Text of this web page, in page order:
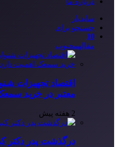
سایدبار
جستجو برای
10
مقالهمحبوب
اقتصاد تجهیزات
معتبر در خرید
2 هفته پیش
درگذشت پدر دکتر